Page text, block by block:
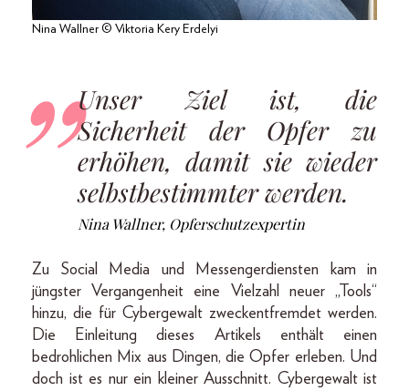
Nina Wallner © Viktoria Kery Erdelyi
Unser Ziel ist, die
Sicherheit der Opfer zu
erhöhen, damit sie wieder
selbstbestimmter werden.
Nina Wallner, Opferschutzexpertin
Zu Social Media und Messengerdiensten kam in
jüngster Vergangenheit eine Vielzahl neuer „Tools“
hinzu, die für Cybergewalt zweckentfremdet werden.
Die Einleitung dieses Artikels enthält einen
bedrohlichen Mix aus Dingen, die Opfer erleben. Und
doch ist es nur ein kleiner Ausschnitt. Cybergewalt ist